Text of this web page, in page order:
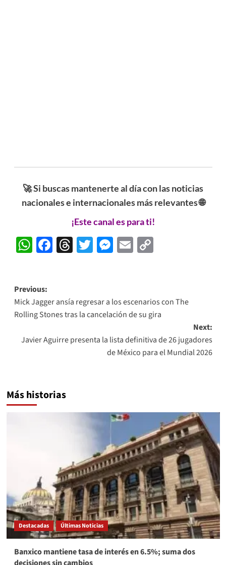
🚀 Si buscas mantenerte al día con las noticias
nacionales e internacionales más relevantes 🌐
¡Este canal es para ti!
WhatsApp
Facebook
Threads
Twitter
Messenger
EmailCopy
Post
navigation
Previous:
Mick Jagger ansía regresar a los escenarios con The
Rolling Stones tras la cancelación de su gira
Next:
Javier Aguirre presenta la lista definitiva de 26 jugadores
de México para el Mundial 2026
Más historias
Destacadas Últimas Noticias
Banxico mantiene tasa de interés en 6.5%; suma dos